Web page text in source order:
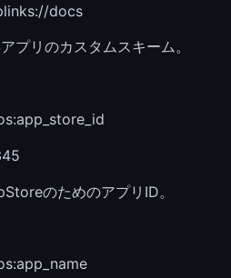
docs
プリのカスタムスキーム。
のためのアプリID。